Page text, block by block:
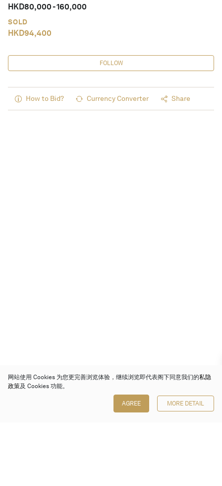
HKD80,000-160,000
SOLD
HKD94,400
FOLLOW
How to Bid? Currency Converter Share
网站使用 Cookies 为您更完善浏览体验，继续浏览即代表阁下同意我们的私隐
政策及 Cookies 功能。
AGREE MORE DETAIL